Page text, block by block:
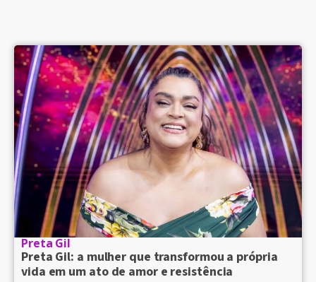
Preta Gil
Preta Gil: a mulher que transformou a própria
vida em um ato de amor e resistência